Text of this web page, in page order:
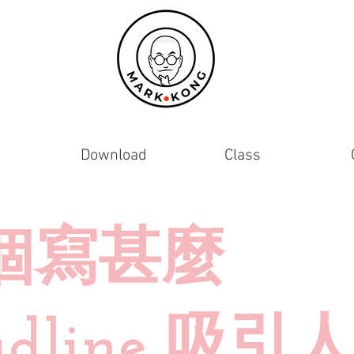
Download Class
寫甚麼